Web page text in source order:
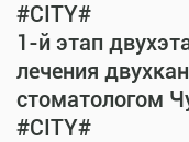
#CITY#
1-й этап
лечения
стоматологом
#CITY#